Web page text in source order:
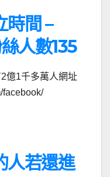
時間 –
人數135
億1千多萬人網址
facebook/
人若還進